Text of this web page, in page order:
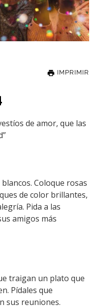
IMPRIMIR
de amor, que las
Coloque rosas
de color brillantes,
Pida a las
amigos más
traigan un plato que
Pídales que
sus reuniones.